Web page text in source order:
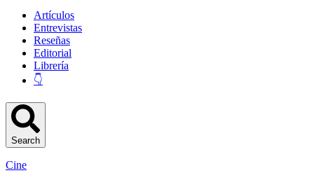
Artículos
Entrevistas
Reseñas
Editorial
Librería
👇
Search
Cine